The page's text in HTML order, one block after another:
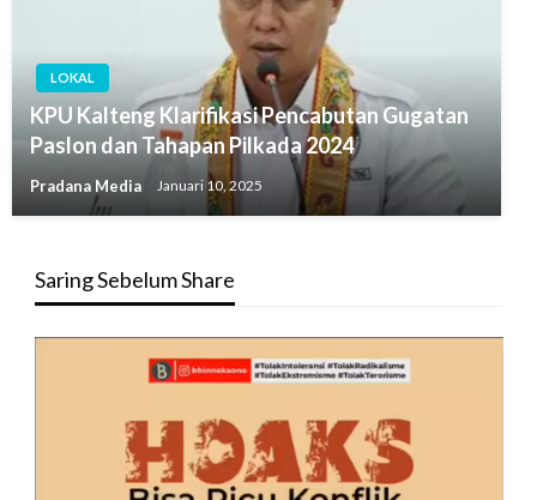
LOKAL
KPU Kalteng Klarifikasi Pencabutan Gugatan
Paslon dan Tahapan Pilkada 2024
Pradana Media Januari 10, 2025
Saring Sebelum Share